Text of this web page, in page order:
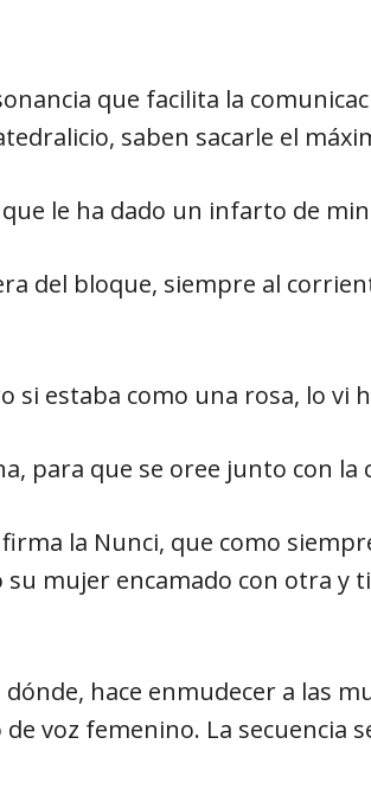
que facilita la
saben sacarle el
le ha dado un infarto de
del bloque, siempre al
si estaba como una rosa, lo vi
para que se oree junto con
la Nunci, que como
mujer encamado con otra y
hace enmudecer a las
voz femenino. La secuencia